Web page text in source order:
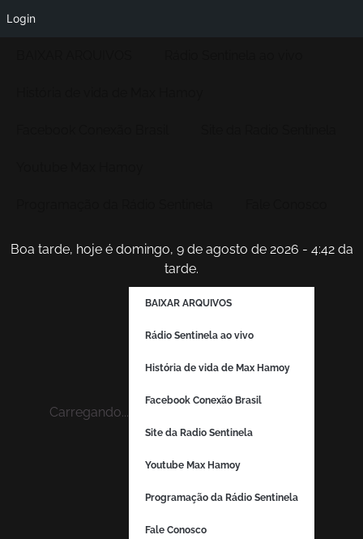
Boa tarde, hoje é domingo, 9 de agosto de 2026 - 4:42 da
tarde.
Carregando...
BAIXAR ARQUIVOS
Rádio Sentinela ao vivo
História de vida de Max Hamoy
Facebook Conexão Brasil
Site da Radio Sentinela
Youtube Max Hamoy
Programação da Rádio Sentinela
Fale Conosco
Login